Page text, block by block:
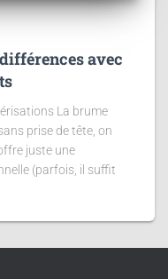
avec
La brume
prise de tête, on
juste une
(parfois, il suffit